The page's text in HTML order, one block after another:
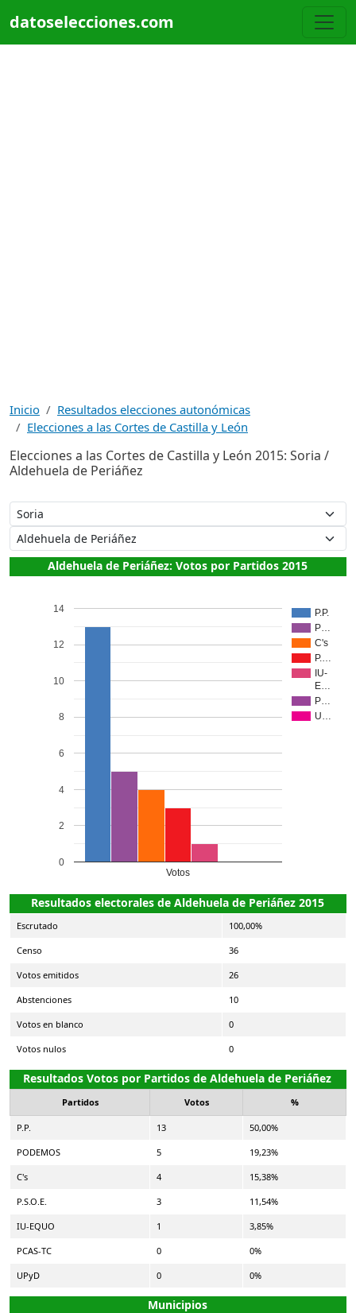
datoselecciones.com
Inicio
Resultados elecciones autonómicas
Elecciones a las Cortes de Castilla y León
Elecciones a las Cortes de Castilla y León 2015: Soria /
Aldehuela de Periáñez
Aldehuela de Periáñez: Votos por Partidos 2015
P.P.
P…
C's
P.…
IU-
E…
P…
U…
Votos
0
2
4
6
8
10
12
14
Resultados electorales de Aldehuela de Periáñez 2015
Escrutado 100,00%
Censo 36
Votos emitidos 26
Abstenciones 10
Votos en blanco 0
Votos nulos 0
Resultados Votos por Partidos de Aldehuela de Periáñez
Partidos Votos %
P.P. 13 50,00%
PODEMOS 5 19,23%
C's 4 15,38%
P.S.O.E. 3 11,54%
IU-EQUO 1 3,85%
PCAS-TC 0 0%
UPyD 0 0%
Municipios